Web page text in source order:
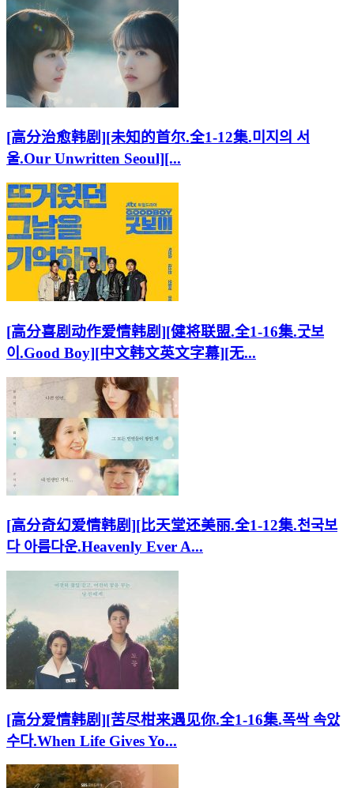
[高分治愈韩剧][未知的首尔.全1-12集.미지의 서
울.Our Unwritten Seoul][...
[高分喜剧动作爱情韩剧][健将联盟.全1-16集.굿보
이.Good Boy][中文韩文英文字幕][无...
[高分奇幻爱情韩剧][比天堂还美丽.全1-12集.천국보
다 아름다운.Heavenly Ever A...
[高分爱情韩剧][苦尽柑来遇见你.全1-16集.폭싹 속았
수다.When Life Gives Yo...